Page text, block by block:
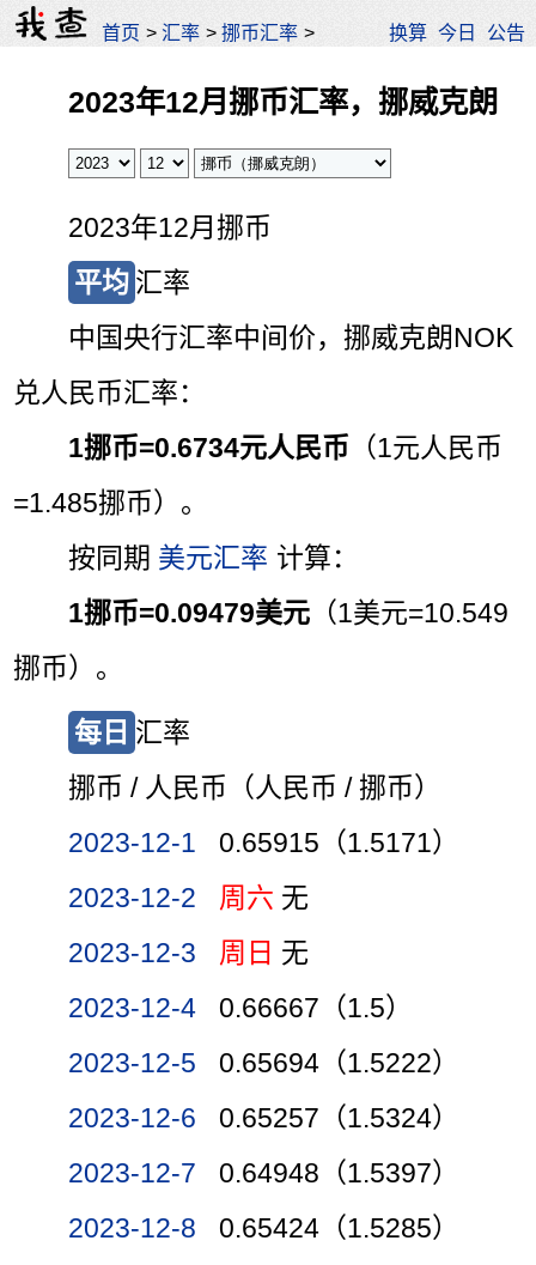
首页 >汇率 >挪币汇率 > 换算 今日 公告
2023年12月挪币汇率，挪威克朗
2023年12月挪币
平均 汇率
中国央行汇率中间价，挪威克朗NOK
兑人民币汇率：
1挪币=0.6734元人民币 （1元人民币
=1.485挪币）。
按同期 美元汇率 计算：
1挪币=0.09479美元 （1美元=10.549
挪币）。
每日 汇率
挪币 / 人民币（人民币 / 挪币）
2023-12-1
0.65915（1.5171）
2023-12-2
周六 无
2023-12-3
周日 无
2023-12-4
0.66667（1.5）
2023-12-5
0.65694（1.5222）
2023-12-6
0.65257（1.5324）
2023-12-7
0.64948（1.5397）
2023-12-8
0.65424（1.5285）